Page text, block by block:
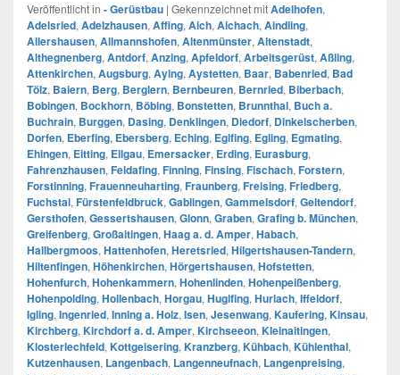
Veröffentlicht in - Gerüstbau | Gekennzeichnet mitAdelhofen,
Adelsried, Adelzhausen, Affing, Aich, Aichach, Aindling,
Allershausen, Allmannshofen, Altenmünster, Altenstadt,
Althegnenberg, Antdorf, Anzing, Apfeldorf, Arbeitsgerüst, Aßling,
Attenkirchen, Augsburg, Aying, Aystetten, Baar, Babenried, Bad
Tölz, Baiern, Berg, Berglern, Bernbeuren, Bernried, Biberbach,
Bobingen, Bockhorn, Böbing, Bonstetten, Brunnthal, Buch a.
Buchrain, Burggen, Dasing, Denklingen, Diedorf, Dinkelscherben,
Dorfen, Eberfing, Ebersberg, Eching, Eglfing, Egling, Egmating,
Ehingen, Eitting, Ellgau, Emersacker, Erding, Eurasburg,
Fahrenzhausen, Feldafing, Finning, Finsing, Fischach, Forstern,
Forstinning, Frauenneuharting, Fraunberg, Freising, Friedberg,
Fuchstal, Fürstenfeldbruck, Gablingen, Gammelsdorf, Geltendorf,
Gersthofen, Gessertshausen, Glonn, Graben, Grafing b. München,
Greifenberg, Großaitingen, Haag a. d. Amper, Habach,
Hallbergmoos, Hattenhofen, Heretsried, Hilgertshausen-Tandern,
Hiltenfingen, Höhenkirchen, Hörgertshausen, Hofstetten,
Hohenfurch, Hohenkammern, Hohenlinden, Hohenpeißenberg,
Hohenpolding, Hollenbach, Horgau, Huglfing, Hurlach, Iffeldorf,
Igling, Ingenried, Inning a. Holz, Isen, Jesenwang, Kaufering, Kinsau,
Kirchberg, Kirchdorf a. d. Amper, Kirchseeon, Kleinaitingen,
Klosterlechfeld, Kottgeisering, Kranzberg, Kühbach, Kühlenthal,
Kutzenhausen, Langenbach, Langenneufnach, Langenpreising,